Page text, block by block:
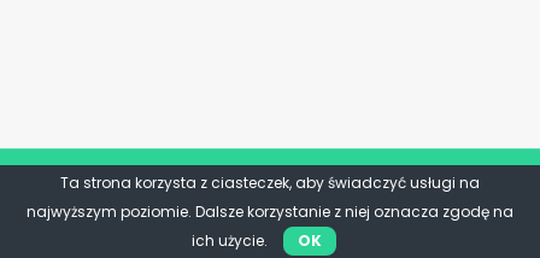
Ta strona korzysta z ciasteczek, aby świadczyć usługi na
najwyższym poziomie. Dalsze korzystanie z niej oznacza zgodę na
ich użycie.
OK